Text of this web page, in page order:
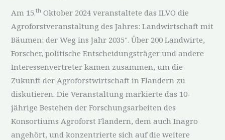
Am 15.th Oktober 2024 veranstaltete das ILVO die
Agroforstveranstaltung des Jahres: Landwirtschaft mit
Bäumen: der Weg ins Jahr 2035". Über 200 Landwirte,
Forscher, politische Entscheidungsträger und andere
Interessenvertreter kamen zusammen, um die
Zukunft der Agroforstwirtschaft in Flandern zu
diskutieren. Die Veranstaltung markierte das 10-
jährige Bestehen der Forschungsarbeiten des
Konsortiums Agroforst Flandern, dem auch Inagro
angehört, und konzentrierte sich auf die weitere